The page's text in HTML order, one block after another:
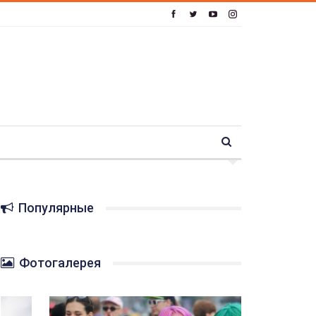
Популярные
Фотогалерея